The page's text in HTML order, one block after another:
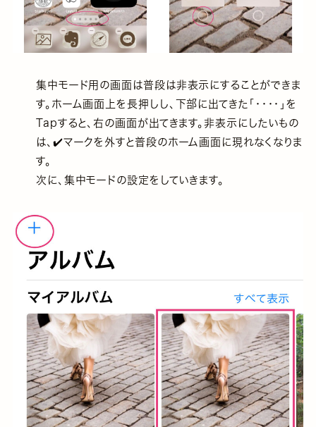
集中モード用の画面は普段は非表示にすることができま
す。ホーム画面上を長押しし、下部に出てきた「・・・・」を
Tapすると、右の画面が出てきます。非表示にしたいもの
は、✔️マークを外すと普段のホーム画面に現れなくなりま
す。
次に、集中モードの設定をしていきます。